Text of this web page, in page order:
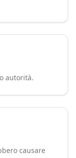
autorità.
causare